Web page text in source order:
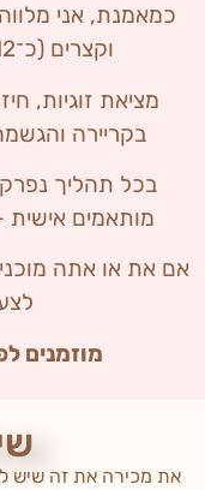
כמאמנת, אני
וקצרים (כ־12 מפגשים) של שינוי אמיתי:
מציאת זוגיות,
בקריירה
בכל תהליך
מותאמים אישית
אם את או אתה
מוזמנים
את מכירה את זה שיש